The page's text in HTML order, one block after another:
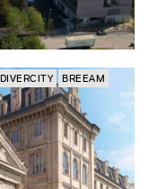
BREEAM